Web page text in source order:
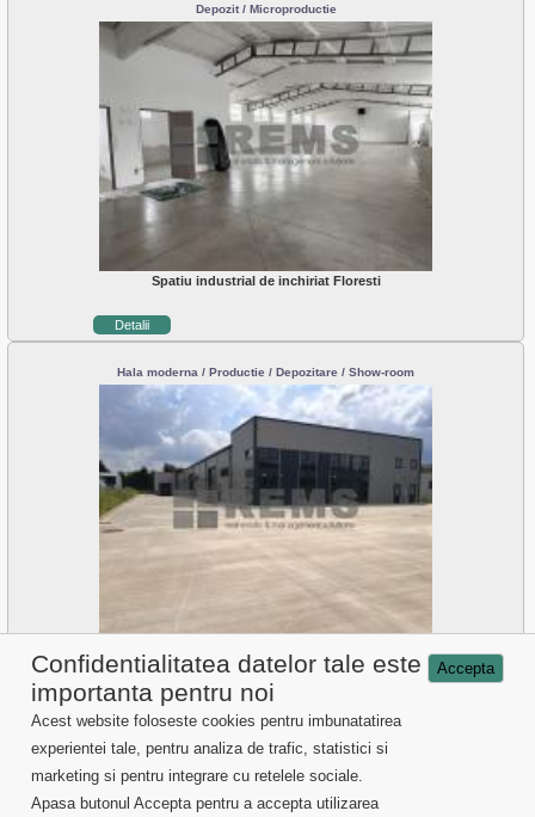
Depozit / Microproductie
Spatiu industrial de inchiriat Floresti
Detalii
Hala moderna / Productie / Depozitare / Show-room
Detalii
Vanzari proprietati Cluj
Inchirieri proprietati Cluj
Servicii imobiliare
Confidentialitatea datelor tale este
importanta pentru noi
Acest website foloseste cookies pentru imbunatatirea
experientei tale, pentru analiza de trafic, statistici si
marketing si pentru integrare cu retelele sociale.
Apasa butonul Accepta pentru a accepta utilizarea
Accepta